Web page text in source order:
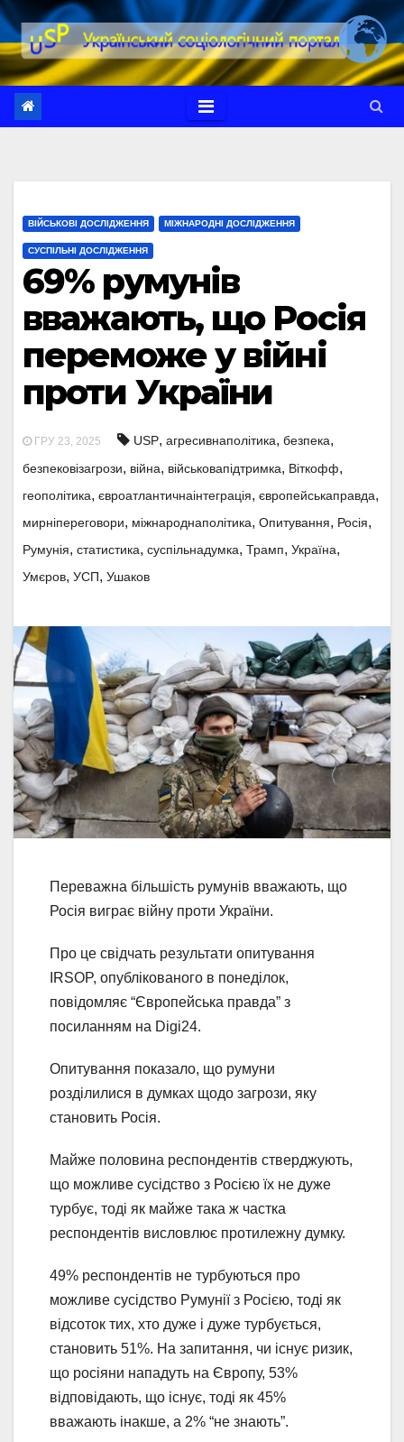
Перейти
до
вмісту
ВІЙСЬКОВІ ДОСЛІДЖЕННЯ МІЖНАРОДНІ ДОСЛІДЖЕННЯ
СУСПІЛЬНІ ДОСЛІДЖЕННЯ
69% румунів
вважають, що Росія
переможе у війні
проти України
ГРУ 23, 2025 USP, агресивнаполітика, безпека,
безпековізагрози, війна, військовапідтримка, Віткофф,
геополітика, євроатлантичнаінтеграція, європейськаправда,
мирніпереговори, міжнароднаполітика, Опитування, Росія,
Румунія, статистика, суспільнадумка, Трамп, Україна,
Умєров, УСП, Ушаков
Переважна більшість румунів вважають, що
Росія виграє війну проти України.
Про це свідчать результати опитування
IRSOP, опублікованого в понеділок,
повідомляє “Європейська правда” з
посиланням на Digi24.
Опитування показало, що румуни
розділилися в думках щодо загрози, яку
становить Росія.
Майже половина респондентів стверджують,
що можливе сусідство з Росією їх не дуже
турбує, тоді як майже така ж частка
респондентів висловлює протилежну думку.
49% респондентів не турбуються про
можливе сусідство Румунії з Росією, тоді як
відсоток тих, хто дуже і дуже турбується,
становить 51%. На запитання, чи існує ризик,
що росіяни нападуть на Європу, 53%
відповідають, що існує, тоді як 45%
вважають інакше, а 2% “не знають”.